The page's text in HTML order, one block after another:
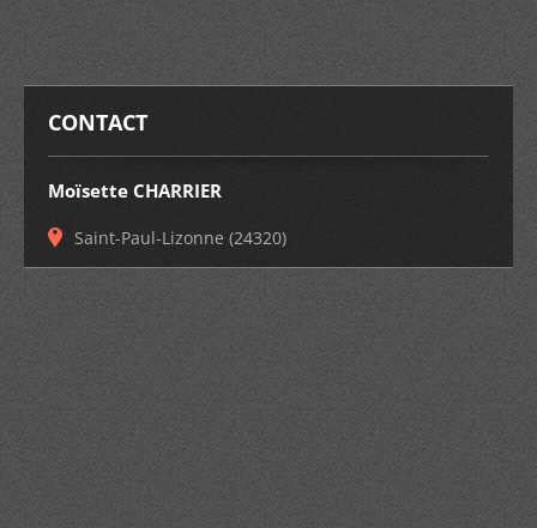
CONTACT
Moïsette CHARRIER
Saint-Paul-Lizonne (24320)